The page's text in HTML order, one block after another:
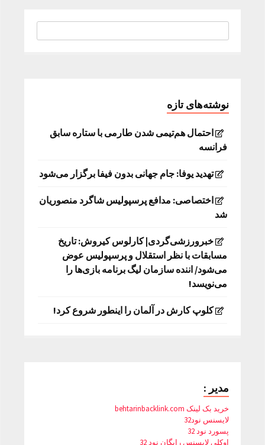
نوشته‌های تازه
احتمال هم‌تیمی شدن طارمی با ستاره سابق
فرانسه
تهدید یوفا: جام جهانی بدون فیفا برگزار می‌شود
اختصاصی: مدافع پرسپولیس شاگرد منصوریان
شد
خبرورزشی‌گردی| کارلوس کیروش: تاریخ
مسابقات با نظر استقلال و پرسپولیس عوض
می‌شود/ اننده سازمان لیگ برنامه بازی‌ها را
می‌نویسد!
کلوپ کارش در آلمان را اینطور شروع کرد!
مدیر :
خرید بک لینک behtarinbacklink.com
لایسنس نود32
پسورد نود 32
اوکلی لایسنس رایگان نود 32